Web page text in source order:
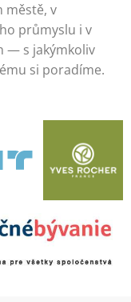
městě, v
průmyslu i v
— s jakýmkoliv
si poradíme.